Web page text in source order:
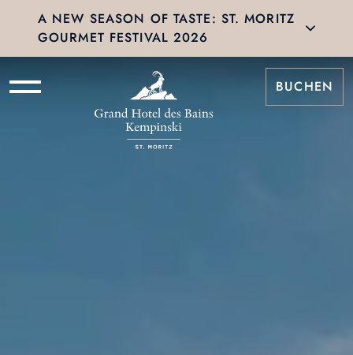
A NEW SEASON OF TASTE: ST. MORITZ
GOURMET FESTIVAL 2026
BUCHEN